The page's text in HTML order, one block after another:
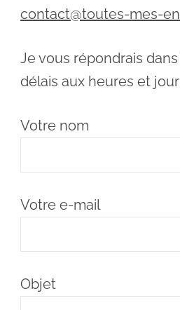
contact@toutes-mes-
Je vous répondrais
délais aux heures et
Votre nom
Votre e-mail
Objet